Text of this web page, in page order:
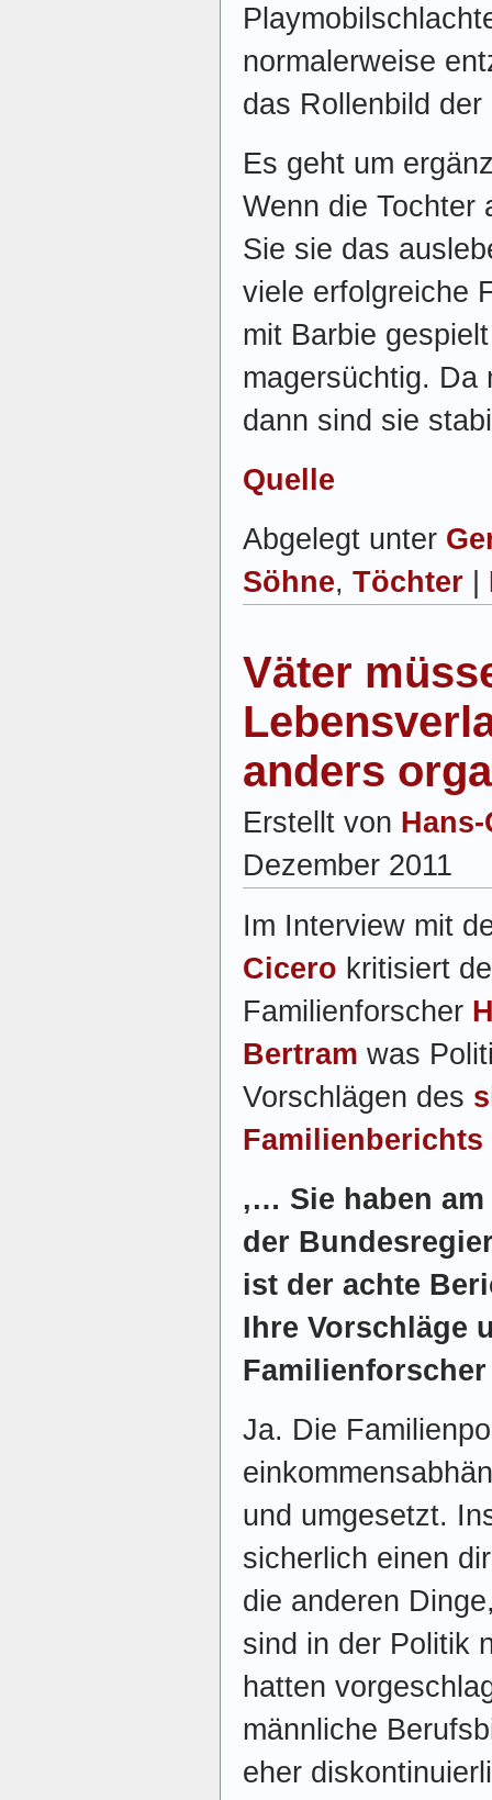
normalerweise
das Rollenbild der
Es geht um
Wenn die Tochter
Sie sie das
viele erfolgreiche
mit Barbie
magersüchtig. Da
dann sind sie
Quelle
Abgelegt unter
Söhne, Töchter
Väter
anders
Erstellt von
Dezember 2011
Im Interview mit
Cicero kritisiert
Familienforscher
Bertram was
Vorschlägen des
Familienberichts
‚… Sie haben
der
ist der achte
Ihre Vorschläge
Ja. Die
und umgesetzt.
sicherlich einen
die anderen
sind in der Politik
hatten
männliche
eher